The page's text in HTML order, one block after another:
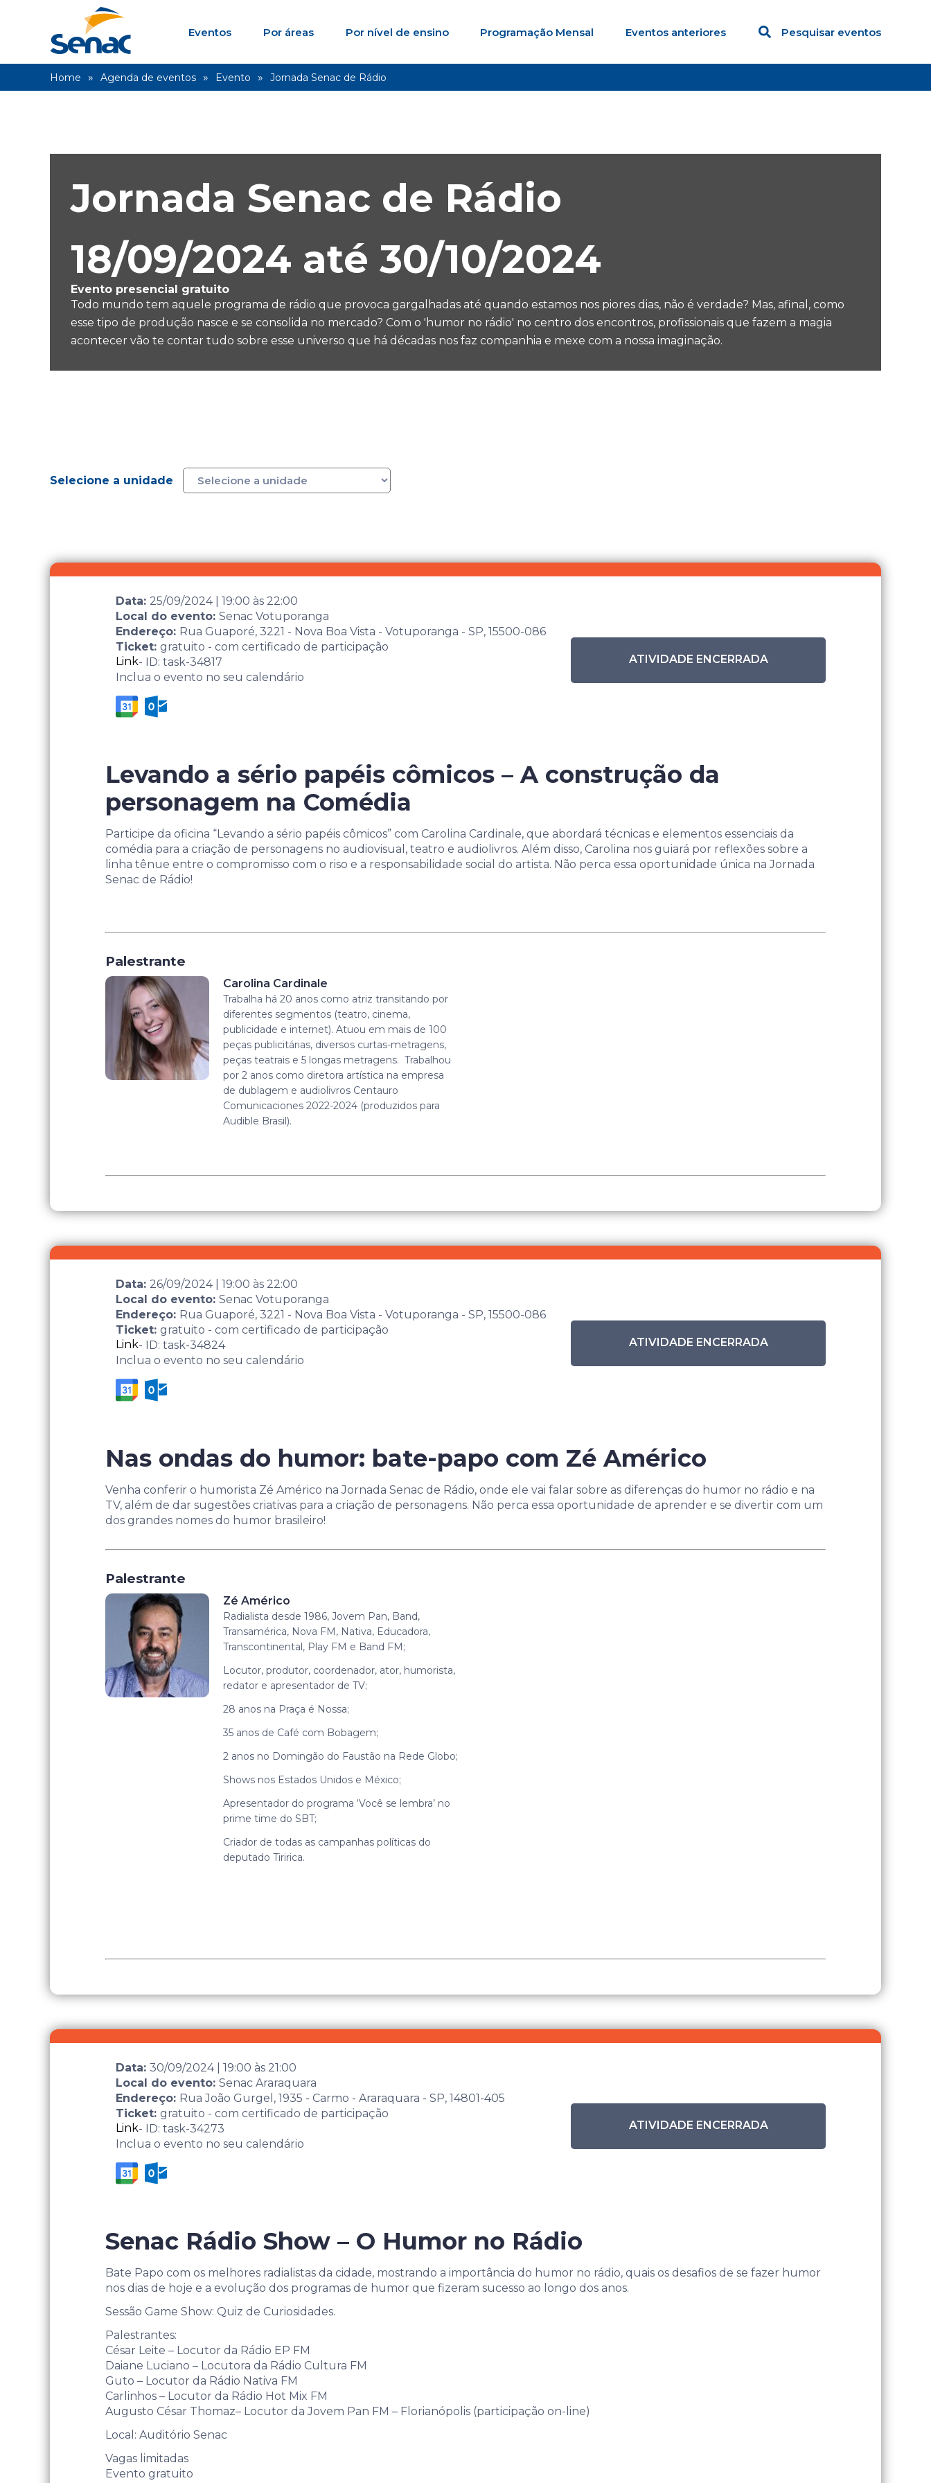
Eventos Por áreas Por nível de ensino Programação Mensal Eventos anteriores Pesquisar eventos
Home Agenda de eventos Evento Jornada Senac de Rádio
Jornada Senac de Rádio
18/09/2024 até 30/10/2024
Evento presencial gratuito
Todo mundo tem aquele programa de rádio que provoca gargalhadas até quando estamos nos piores dias, não é verdade? Mas, afinal, como
esse tipo de produção nasce e se consolida no mercado? Com o 'humor no rádio' no centro dos encontros, profissionais que fazem a magia
acontecer vão te contar tudo sobre esse universo que há décadas nos faz companhia e mexe com a nossa imaginação.
Selecione a unidade
Data: 25/09/2024| 19:00 às 22:00
Local do evento: Senac Votuporanga
Endereço: Rua Guaporé, 3221 - Nova Boa Vista - Votuporanga - SP, 15500-086
Ticket: gratuito - com certificado de participação
Link- ID: task-34817
Inclua o evento no seu calendário
ATIVIDADE ENCERRADA
Levando a sério papéis cômicos – A construção da
personagem na Comédia
Participe da oficina “Levando a sério papéis cômicos” com Carolina Cardinale, que abordará técnicas e elementos essenciais da
comédia para a criação de personagens no audiovisual, teatro e audiolivros. Além disso, Carolina nos guiará por reflexões sobre a
linha tênue entre o compromisso com o riso e a responsabilidade social do artista. Não perca essa oportunidade única na Jornada
Senac de Rádio!
Palestrante
Carolina Cardinale
Trabalha há 20 anos como atriz transitando por
diferentes segmentos (teatro, cinema,
publicidade e internet). Atuou em mais de 100
peças publicitárias, diversos curtas-metragens,
peças teatrais e 5 longas metragens. Trabalhou
por 2 anos como diretora artística na empresa
de dublagem e audiolivros Centauro
Comunicaciones 2022-2024 (produzidos para
Audible Brasil).
Data: 26/09/2024| 19:00 às 22:00
Local do evento: Senac Votuporanga
Endereço: Rua Guaporé, 3221 - Nova Boa Vista - Votuporanga - SP, 15500-086
Ticket: gratuito - com certificado de participação
Link- ID: task-34824
Inclua o evento no seu calendário
ATIVIDADE ENCERRADA
Nas ondas do humor: bate-papo com Zé Américo
Venha conferir o humorista Zé Américo na Jornada Senac de Rádio, onde ele vai falar sobre as diferenças do humor no rádio e na
TV, além de dar sugestões criativas para a criação de personagens. Não perca essa oportunidade de aprender e se divertir com um
dos grandes nomes do humor brasileiro!
Palestrante
Zé Américo
Radialista desde 1986, Jovem Pan, Band,
Transamérica, Nova FM, Nativa, Educadora,
Transcontinental, Play FM e Band FM;
Locutor, produtor, coordenador, ator, humorista,
redator e apresentador de TV;
28 anos na Praça é Nossa;
35 anos de Café com Bobagem;
2 anos no Domingão do Faustão na Rede Globo;
Shows nos Estados Unidos e México;
Apresentador do programa ‘Você se lembra’ no
prime time do SBT;
Criador de todas as campanhas políticas do
deputado Tiririca.
Data: 30/09/2024| 19:00 às 21:00
Local do evento: Senac Araraquara
Endereço: Rua João Gurgel, 1935 - Carmo - Araraquara - SP, 14801-405
Ticket: gratuito - com certificado de participação
Link- ID: task-34273
Inclua o evento no seu calendário
ATIVIDADE ENCERRADA
Senac Rádio Show – O Humor no Rádio
Bate Papo com os melhores radialistas da cidade, mostrando a importância do humor no rádio, quais os desafios de se fazer humor
nos dias de hoje e a evolução dos programas de humor que fizeram sucesso ao longo dos anos.
Sessão Game Show: Quiz de Curiosidades.
Palestrantes:
César Leite – Locutor da Rádio EP FM
Daiane Luciano – Locutora da Rádio Cultura FM
Guto – Locutor da Rádio Nativa FM
Carlinhos – Locutor da Rádio Hot Mix FM
Augusto César Thomaz– Locutor da Jovem Pan FM – Florianópolis (participação on-line)
Local: Auditório Senac
Vagas limitadas
Evento gratuito